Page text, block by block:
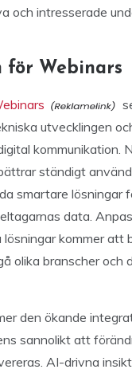
och intresserade
för Webinars
utvecklingen
kommunikation.
ständigt
smartare lösningar
data.
kommer att
olika branscher och
den ökande
sannolikt att
AI-drivna